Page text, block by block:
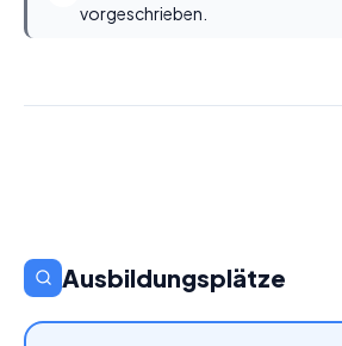
vorgeschrieben.
Ausbildungsplätze